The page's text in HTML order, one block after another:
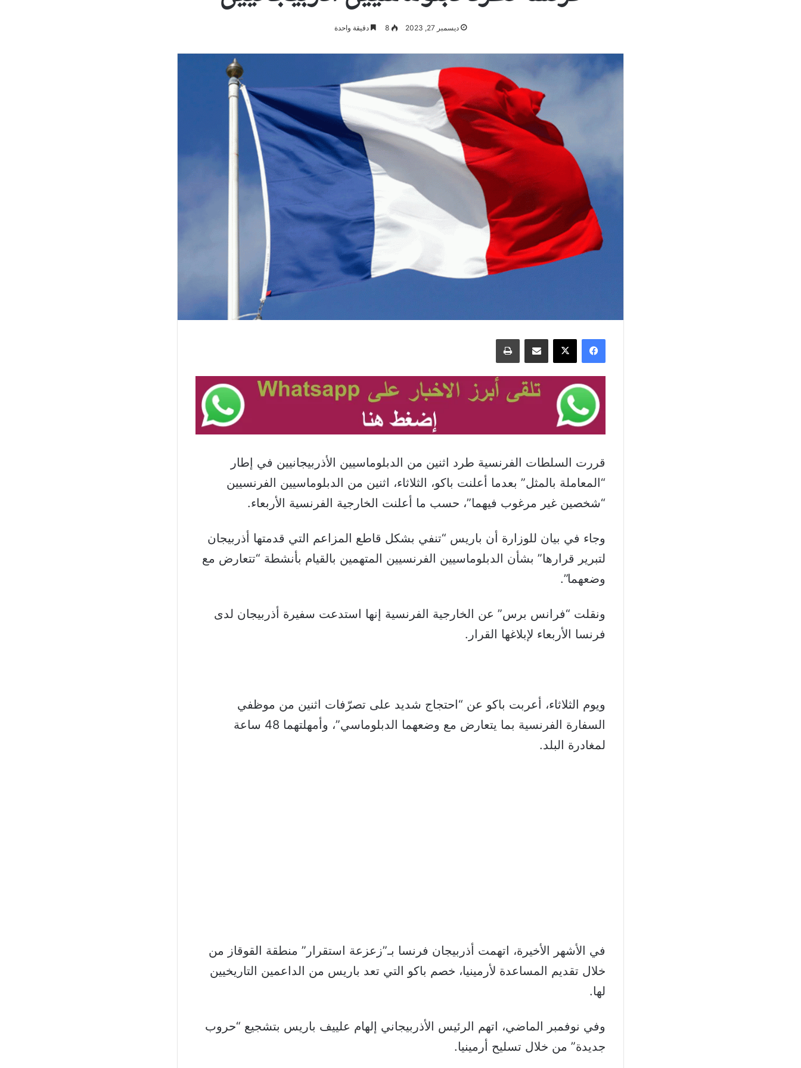
ديسمبر 27, 2023 8 دقيقة واحدة
فيسبوك ‫X مشاركة عبر البريد طباعة
قررت السلطات الفرنسية طرد اثنين من الدبلوماسيين الأذربيجانيين في إطار
“المعاملة بالمثل” بعدما أعلنت باكو، الثلاثاء، اثنين من الدبلوماسيين الفرنسيين
“شخصين غير مرغوب فيهما”، حسب ما أعلنت الخارجية الفرنسية الأربعاء.
وجاء في بيان للوزارة أن باريس “تنفي بشكل قاطع المزاعم التي قدمتها أذربيجان
لتبرير قرارها” بشأن الدبلوماسيين الفرنسيين المتهمين بالقيام بأنشطة “تتعارض مع
وضعهما”.
ونقلت “فرانس برس” عن الخارجية الفرنسية إنها استدعت سفيرة أذربيجان لدى
فرنسا الأربعاء لإبلاغها القرار.
ويوم الثلاثاء، أعربت باكو عن “احتجاج شديد على تصرّفات اثنين من موظفي
السفارة الفرنسية بما يتعارض مع وضعهما الدبلوماسي”، وأمهلتهما 48 ساعة
لمغادرة البلد.
في الأشهر الأخيرة، اتهمت أذربيجان فرنسا بـ”زعزعة استقرار” منطقة القوقاز من
خلال تقديم المساعدة لأرمينيا، خصم باكو التي تعد باريس من الداعمين التاريخيين
لها.
وفي نوفمبر الماضي، اتهم الرئيس الأذربيجاني إلهام علييف باريس بتشجيع “حروب
جديدة” من خلال تسليح أرمينيا.